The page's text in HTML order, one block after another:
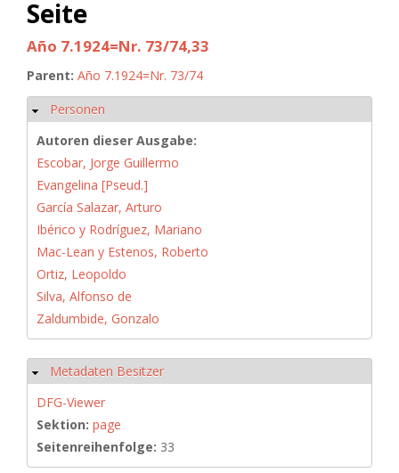
Seite
Año 7.1924=Nr. 73/74,33
Parent: Año 7.1924=Nr. 73/74
Ausblenden
Personen
Autoren dieser Ausgabe:
Escobar, Jorge Guillermo
Evangelina [Pseud.]
García Salazar, Arturo
Ibérico y Rodríguez, Mariano
Mac-Lean y Estenos, Roberto
Ortiz, Leopoldo
Silva, Alfonso de
Zaldumbide, Gonzalo
Ausblenden
Metadaten Besitzer
DFG-Viewer
Sektion: page
Seitenreihenfolge: 33